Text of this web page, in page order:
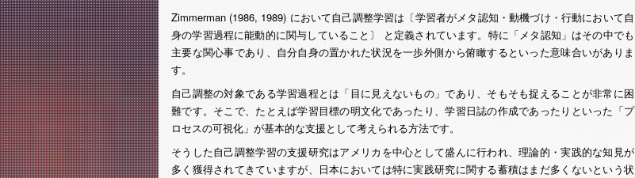
Zimmerman (1986, 1989) において自己調整学習は〔学習者がメタ認知・動機づけ・行動において自
身の学習過程に能動的に関与していること〕 と定義されています。特に「メタ認知」はその中でも
主要な関心事であり、自分自身の置かれた状況を一歩外側から俯瞰するといった意味合いがありま
す。
自己調整の対象である学習過程とは「目に見えないもの」であり、そもそも捉えることが非常に困
難です。そこで、たとえば学習目標の明文化であったり、学習日誌の作成であったりといった「プ
ロセスの可視化」が基本的な支援として考えられる方法です。
そうした自己調整学習の支援研究はアメリカを中心として盛んに行われ、理論的・実践的な知見が
多く獲得されてきていますが、日本においては特に実践研究に関する蓄積はまだ多くないという状